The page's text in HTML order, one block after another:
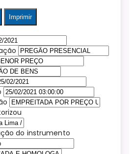
Imprimir
do instrumento